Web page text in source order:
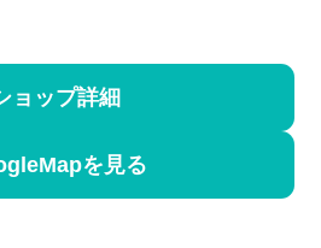
ョップ詳細
を見る